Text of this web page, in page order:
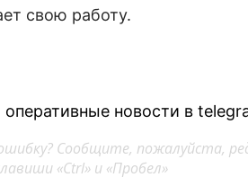
свою работу.
новости в
Сообщите, пожалуйста,
«Ctrl» и «Пробел»